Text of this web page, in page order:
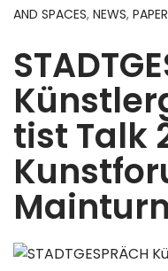
AND SPACES, NEWS,
tist Talk